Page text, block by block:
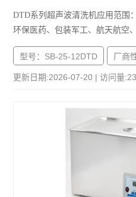
DTD系列超声波清洗机应用范围
环保医药、包装军工、航天航空
型号：SB-25-12DTD 厂商
更新日期:2026-07-20 | 访问量